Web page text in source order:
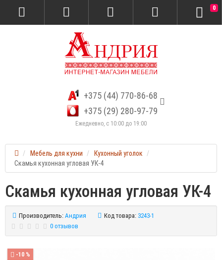
+375 (44) 770-86-68
+375 (29) 280-97-79
Ежедневно, с 10:00 до 19:00
0
Мебель для кухни
Кухонный уголок
Скамья кухонная угловая УК-4
Скамья кухонная угловая УК-4
Производитель: Андрия Код товара: 3243-1
0 отзывов
-10 %